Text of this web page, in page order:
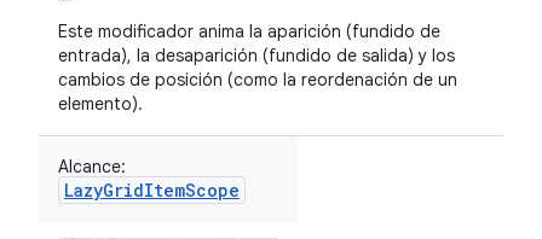
Este modificador anima la aparición (fundido de
entrada), la desaparición (fundido de salida) y los
cambios de posición (como la reordenación de un
elemento).
Alcance:
LazyGridItemScope